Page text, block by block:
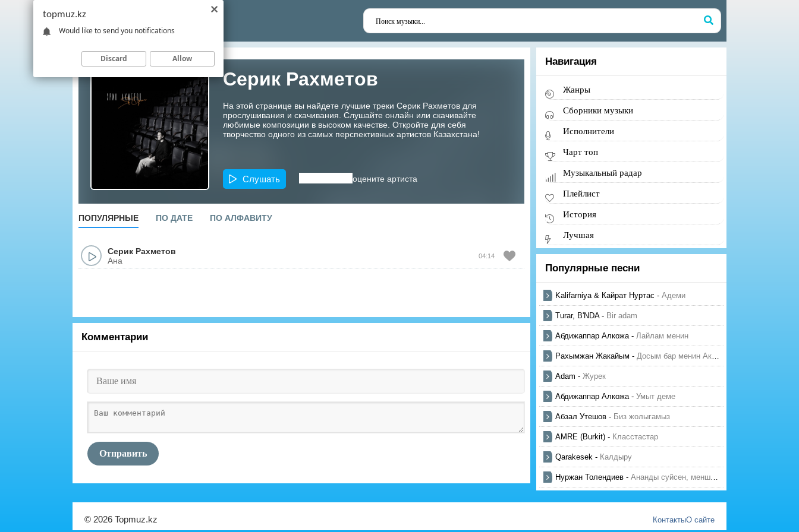
Серик Рахметов
На этой странице вы найдете лучшие треки Серик Рахметов для
прослушивания и скачивания. Слушайте онлайн или скачивайте
любимые композиции в высоком качестве. Откройте для себя
творчество одного из самых перспективных артистов Казахстана!
Слушать оцените артиста
ПОПУЛЯРНЫЕ ПО ДАТЕ ПО АЛФАВИТУ
Серик Рахметов
Ана
04:14
Комментарии
Отправить
Навигация
Жанры
Сборники музыки
Исполнители
Чарт топ
Музыкальный радар
Плейлист
История
Лучшая
Популярные песни
Kalifarniya & Кайрат Нуртас - Адеми
Turar, B'NDA- Bir adam
Абдижаппар Алкожа- Лайлам менин
Рахымжан Жакайым - Досым бар менин Актауда
Adam - Журек
Абдижаппар Алкожа- Умыт деме
Абзал Утешов - Биз жолыгамыз
AMRE (Burkit) - Класстастар
Qarakesek - Калдыру
Нуржан Толендиев - Ананды суйсен, менше суй
© 2026 Topmuz.kz КонтактыО сайте
topmuz.kz
Would like to send you notifications
Discard Allow